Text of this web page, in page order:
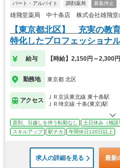
パート・アルバイト 調剤薬局 募集停止
雄飛堂薬局 中十条店 株式会社雄飛堂
【東京都北区】 充実の教
特化したプロフェッショナ
給与 【時給】2,150円～2,300円
勤務地 東京都 北区
アクセス
ＪＲ京浜東北線 東十条駅
ＪＲ埼京線 十条(東京)駅
原則、引越しを伴う転勤なし 土日休み（相談
スキルアップ
駅チカ 年間休日120日以上
求人の詳細を見る 最新